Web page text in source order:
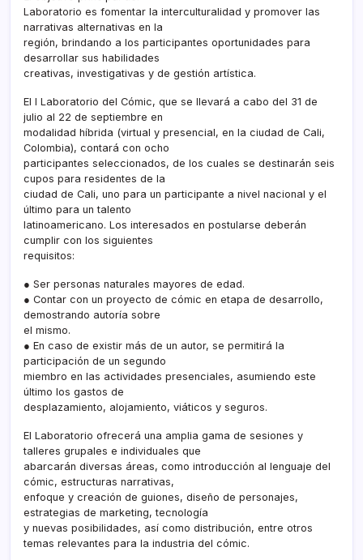
Laboratorio es fomentar la interculturalidad y promover las
narrativas alternativas en la
región, brindando a los participantes oportunidades para
desarrollar sus habilidades
creativas, investigativas y de gestión artística.
El I Laboratorio del Cómic, que se llevará a cabo del 31 de
julio al 22 de septiembre en
modalidad híbrida (virtual y presencial, en la ciudad de Cali,
Colombia), contará con ocho
participantes seleccionados, de los cuales se destinarán seis
cupos para residentes de la
ciudad de Cali, uno para un participante a nivel nacional y el
último para un talento
latinoamericano. Los interesados en postularse deberán
cumplir con los siguientes
requisitos:
● Ser personas naturales mayores de edad.
● Contar con un proyecto de cómic en etapa de desarrollo,
demostrando autoría sobre
el mismo.
● En caso de existir más de un autor, se permitirá la
participación de un segundo
miembro en las actividades presenciales, asumiendo este
último los gastos de
desplazamiento, alojamiento, viáticos y seguros.
El Laboratorio ofrecerá una amplia gama de sesiones y
talleres grupales e individuales que
abarcarán diversas áreas, como introducción al lenguaje del
cómic, estructuras narrativas,
enfoque y creación de guiones, diseño de personajes,
estrategias de marketing, tecnología
y nuevas posibilidades, así como distribución, entre otros
temas relevantes para la industria del cómic.